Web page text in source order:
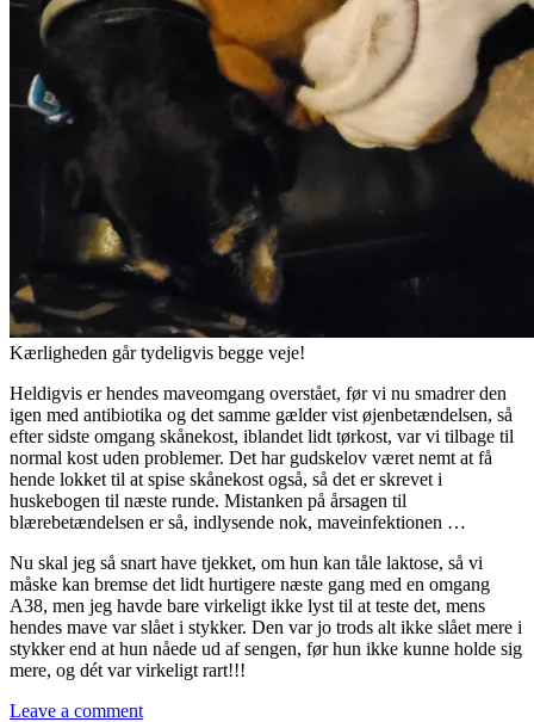
Kærligheden går tydeligvis begge veje!
Heldigvis er hendes maveomgang overstået, før vi nu smadrer den
igen med antibiotika og det samme gælder vist øjenbetændelsen, så
efter sidste omgang skånekost, iblandet lidt tørkost, var vi tilbage til
normal kost uden problemer. Det har gudskelov været nemt at få
hende lokket til at spise skånekost også, så det er skrevet i
huskebogen til næste runde. Mistanken på årsagen til
blærebetændelsen er så, indlysende nok, maveinfektionen …
Nu skal jeg så snart have tjekket, om hun kan tåle laktose, så vi
måske kan bremse det lidt hurtigere næste gang med en omgang
A38, men jeg havde bare virkeligt ikke lyst til at teste det, mens
hendes mave var slået i stykker. Den var jo trods alt ikke slået mere i
stykker end at hun nåede ud af sengen, før hun ikke kunne holde sig
mere, og dét var virkeligt rart!!!
Leave a comment